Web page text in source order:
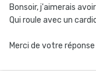
Bonsoir, j'aimerais
Qui roule avec un
Merci de votre réponse